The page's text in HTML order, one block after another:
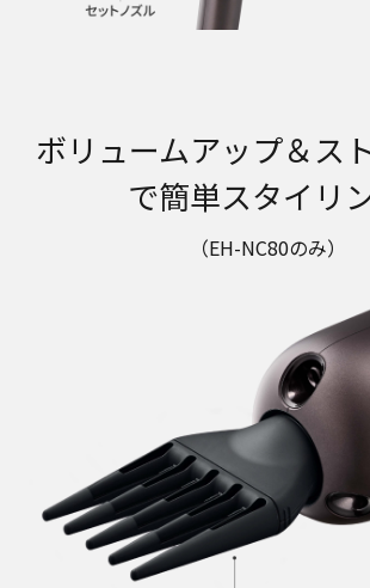
ボリュームアップ＆ス
で簡単スタイリ
（EH-NC80のみ）